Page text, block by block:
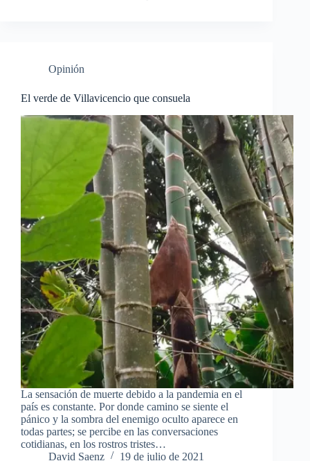
Opinión
El verde de Villavicencio que consuela
La sensación de muerte debido a la pandemia en el
país es constante. Por donde camino se siente el
pánico y la sombra del enemigo oculto aparece en
todas partes; se percibe en las conversaciones
cotidianas, en los rostros tristes…
David Saenz
19 de julio de 2021